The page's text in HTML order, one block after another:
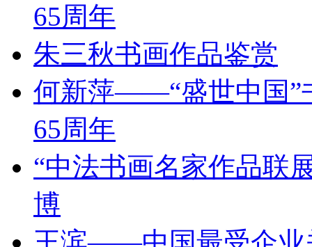
65周年
朱三秋书画作品鉴赏
何新萍——“盛世中国”
65周年
“中法书画名家作品
博